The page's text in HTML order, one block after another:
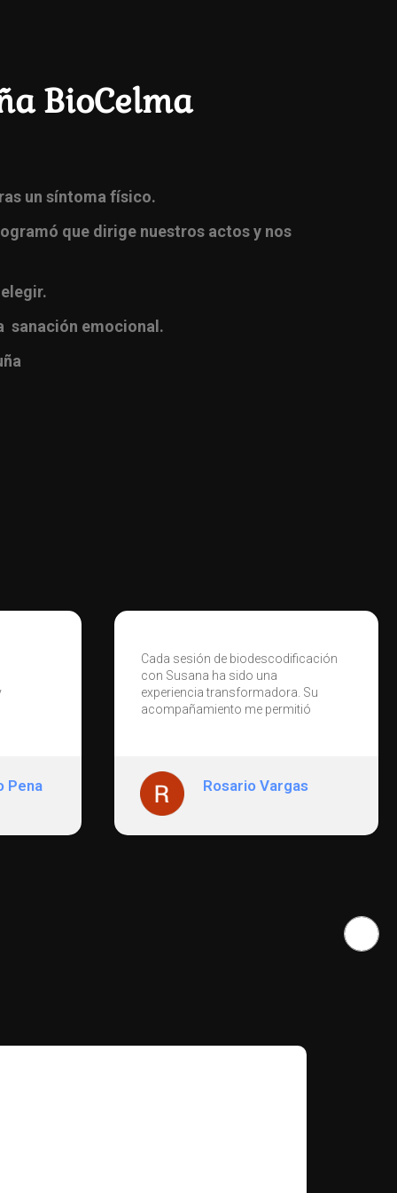
BioCelma
un síntoma físico.
que dirige nuestros actos y nos
sanación emocional.
allá
las
Tamy RS
Susana me ha ayudado a ver un
problema no resuelto que
arrastraba desde hace años sin ser
muy consciente de ello. La verdad
cercana y me ha apoyado en este
proceso. Me siento muy agradecida
por la sesión que tuvimos y espero